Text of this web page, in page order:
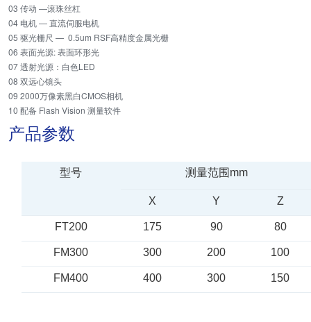
03 传动 —滚珠丝杠
04 电机 — 直流伺服电机
05 驱光栅尺 — 0.5um RSF高精度金属光栅
06 表面光源: 表面环形光
07 透射光源：白色LED
08 双远心镜头
09 2000万像素黑白CMOS相机
10 配备 Flash Vision 测量软件
产品参数
型号 测量范围 mm
X Y Z
FT200 175 90 80
FM300 300 200 100
FM400 400 300 150